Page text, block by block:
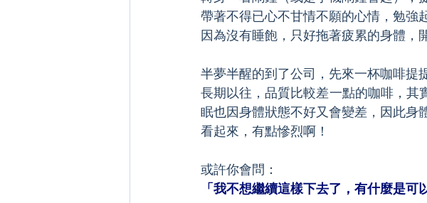
帶著不得已心不甘情不願的心情，勉強
因為沒有睡飽，只好拖著疲累的身體，
半夢半醒的到了公司，先來一杯咖啡提
長期以往，品質比較差一點的咖啡，其
眠也因身體狀態不好又會變差，因此身
看起來，有點慘烈啊！
或許你會問：
「我不想繼續這樣下去了，有什麼是可